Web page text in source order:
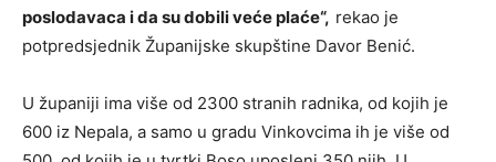
poslodavaca i da su dobili veće plaće“, rekao je
potpredsjednik Županijske skupštine Davor Benić.
U županiji ima više od 2300 stranih radnika, od kojih je
600 iz Nepala, a samo u gradu Vinkovcima ih je više od